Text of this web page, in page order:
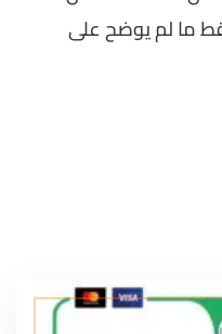
ما لم يوضح على